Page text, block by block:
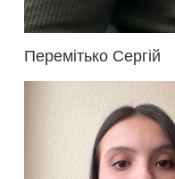
Перемітько Сергій